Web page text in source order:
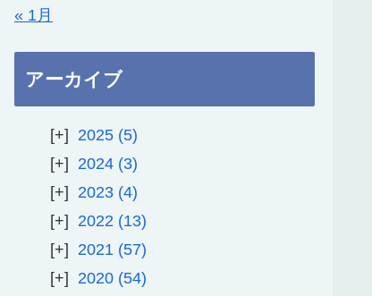
« 1月
アーカイブ
2025 5
2024 3
2023 4
2022
13
2021
57
2020 54